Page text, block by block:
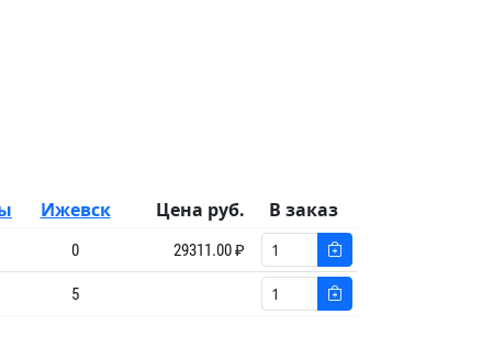
Ижевск Цена руб. В заказ
0 29311.00 ₽
5